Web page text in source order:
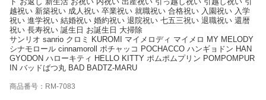
越祝い 新築祝い 成人祝い 卒業祝い 就職祝い 合格祝い 入園祝い 入学
祝い 進学祝い 結婚祝い 婚約祝い 退院祝い 七五三祝い 退職祝い 還暦
祝い 長寿祝い 誕生日 お誕生日 大掃除
サンリオ sanrio クロミ KUROMI マイメロディ マイメロ MY MELODY
シナモロール cinnamoroll ポチャッコ POCHACCO ハンギョドン HAN
GYODON ハローキティ HELLO KITTY ポムポムプリン POMPOMPUR
IN バッドばつ丸 BAD BADTZ-MARU
商品番号：RM-7083